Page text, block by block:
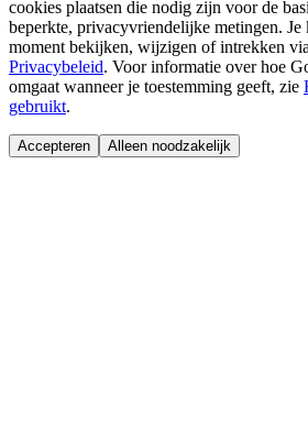
cookies plaatsen die nodig zijn voor de
beperkte, privacyvriendelijke metingen.
moment bekijken, wijzigen of intrekken
Privacybeleid. Voor informatie over hoe
omgaat wanneer je toestemming geeft, zie
gebruikt.
Accepteren Alleen noodzakelijk